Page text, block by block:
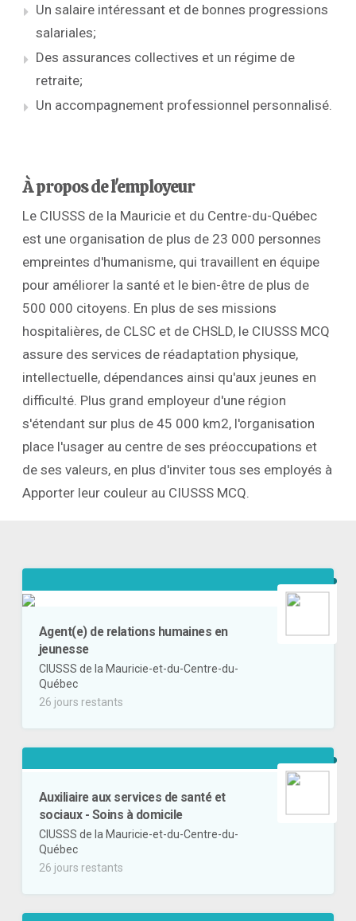
Un salaire intéressant et de bonnes progressions
salariales;
Des assurances collectives et un régime de
retraite;
Un accompagnement professionnel personnalisé.
À propos de l'employeur
Le CIUSSS de la Mauricie et du Centre-du-Québec
est une organisation de plus de 23 000 personnes
empreintes d'humanisme, qui travaillent en équipe
pour améliorer la santé et le bien-être de plus de
500 000 citoyens. En plus de ses missions
hospitalières, de CLSC et de CHSLD, le CIUSSS MCQ
assure des services de réadaptation physique,
intellectuelle, dépendances ainsi qu'aux jeunes en
difficulté. Plus grand employeur d'une région
s'étendant sur plus de 45 000 km2, l'organisation
place l'usager au centre de ses préoccupations et
de ses valeurs, en plus d'inviter tous ses employés à
Apporter leur couleur au CIUSSS MCQ.
Agent(e) de relations humaines en
jeunesse
CIUSSS de la Mauricie-et-du-Centre-du-
Québec
26 jours restants
Auxiliaire aux services de santé et
sociaux - Soins à domicile
CIUSSS de la Mauricie-et-du-Centre-du-
Québec
26 jours restants